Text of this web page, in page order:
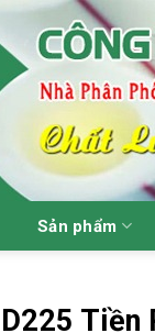
Sản phẩm
Tiền